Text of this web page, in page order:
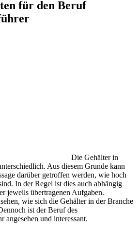
für den Beruf
Die Gehälter in
Aus diesem Grunde kann
darüber getroffen werden, wie hoch
In der Regel ist dies auch abhängig
jeweils übertragenen Aufgaben.
wie sich die Gehälter in der Branche
ist der Beruf des
angesehen und interessant.